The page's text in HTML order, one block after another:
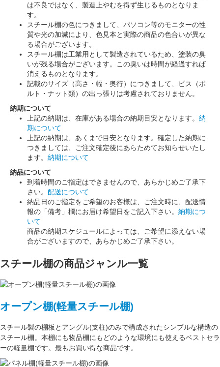
は不良ではなく、製造上やむを得ず生じるものとなりま
す。
スチール棚の色につきまして、パソコン等のモニターの性
質や光の加減により、色見本と実際の商品の色合いが異な
る場合がございます。
スチール棚は工業用として製造されているため、塗装の臭
いが残る場合がございます。この臭いは時間が経過すれば
消えるものとなります。
記載のサイズ（高さ・幅・奥行）につきまして、ビス（ボ
ルト・ナット類）の出っ張りは考慮されておりません。
納期について
上記の納期は、在庫がある場合の納期目安となります。 納
期について
上記の納期は、あくまで目安となります。確定した納期に
つきましては、ご注文確定後にあらためてお知らせいたし
ます。 納期について
納品について
到着時間のご指定はできませんので、あらかじめご了承下
さい。 配送について
納品日のご指定をご希望のお客様は、ご注文時に、配送情
報の「備考」欄にお届け希望日をご記入下さい。 納期につ
いて
商品の納期スケジュールによっては、ご希望に添えない場
合がございますので、あらかじめご了承下さい。
スチール棚の商品ジャンル一覧
オープン棚(軽量スチール棚)
スチール製の棚板 と アングル(支柱)のみで構成されたシンプルな構造の
スチール棚。本棚にも物品棚にもどのような環境にも使えるベストセラ
ーの軽量棚です。最もお買い得な商品です。